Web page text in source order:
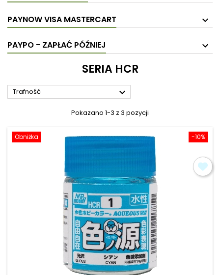
PAYNOW VISA MASTERCART
PAYPO - ZAPŁAĆ PÓŹNIEJ
SERIA HCR
Trafność 
Pokazano 1-3 z 3 pozycji
-10%
Obniżka